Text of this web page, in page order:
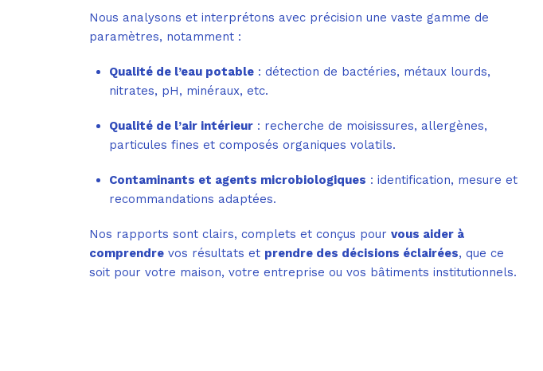
Nous analysons et interprétons avec précision une vaste gamme de
paramètres, notamment :
Qualité de l’eau potable : détection de bactéries, métaux lourds,
nitrates, pH, minéraux, etc.
Qualité de l’air intérieur : recherche de moisissures, allergènes,
particules fines et composés organiques volatils.
Contaminants et agents microbiologiques : identification, mesure et
recommandations adaptées.
Nos rapports sont clairs, complets et conçus pour vous aider à
comprendre vos résultats et prendre des décisions éclairées, que ce
soit pour votre maison, votre entreprise ou vos bâtiments institutionnels.